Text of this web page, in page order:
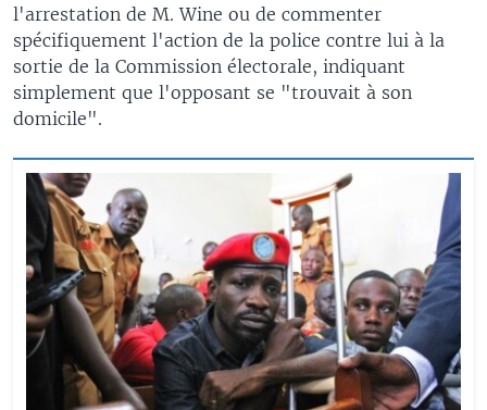
l'arrestation de M. Wine ou de commenter
spécifiquement l'action de la police contre lui à la
sortie de la Commission électorale, indiquant
simplement que l'opposant se "trouvait à son
domicile".